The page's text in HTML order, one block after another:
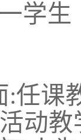
学生
:任课
动